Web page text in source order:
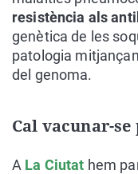
resistència als
genètica de les
patologia
del genoma.
Cal vacunar-
A La Ciutat hem